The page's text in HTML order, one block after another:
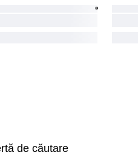
de căutare